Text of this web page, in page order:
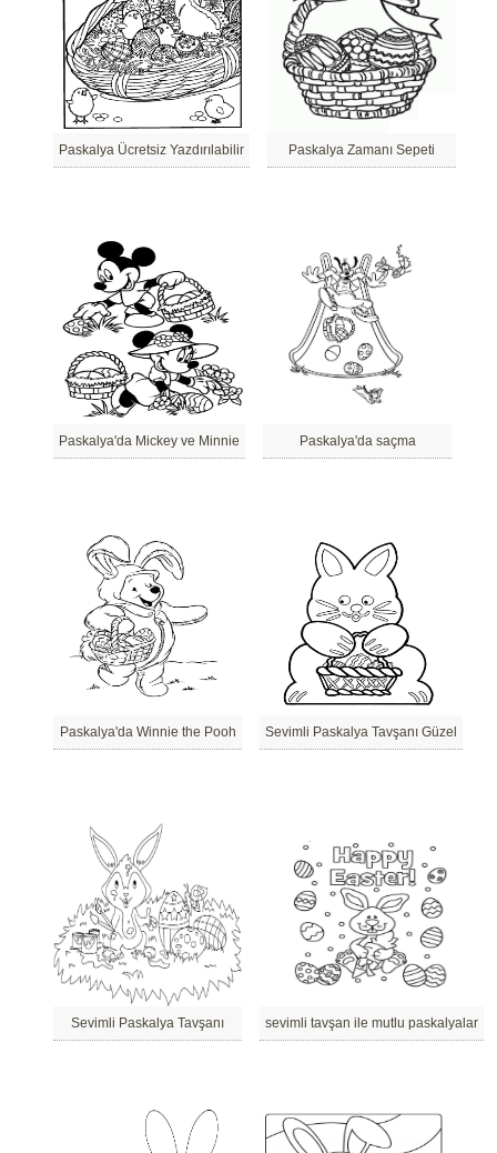
Paskalya Ücretsiz Yazdırılabilir Paskalya Zamanı Sepeti
Paskalya'da Mickey ve Minnie Paskalya'da saçma
Paskalya'da Winnie the Pooh Sevimli Paskalya Tavşanı Güzel
Sevimli Paskalya Tavşanı sevimli tavşan ile mutlu paskalyalar